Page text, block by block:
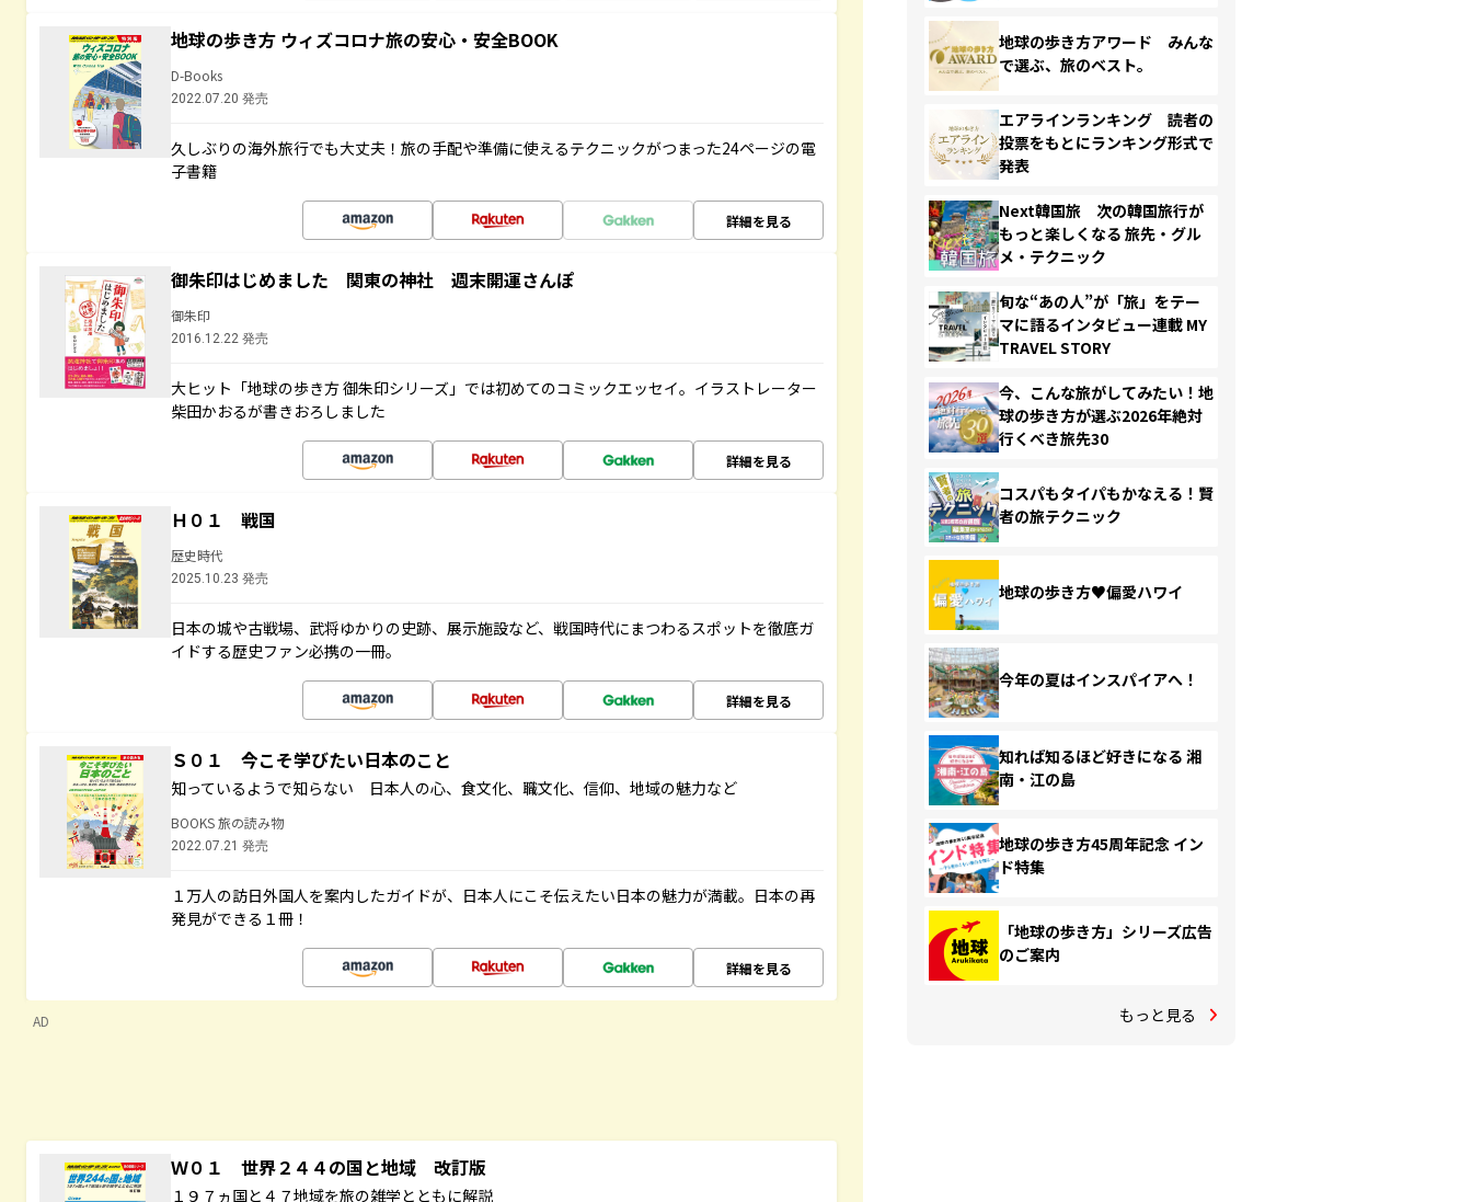
地球の歩き方 ウィズコロナ旅の安心・安全BOOK
D-Books
2022.07.20 発売
久しぶりの海外旅行でも大丈夫！旅の手配や準備に使えるテクニックがつまった24ページの電
子書籍
詳細を見る
御朱印はじめました 関東の神社 週末開運さんぽ
御朱印
2016.12.22 発売
大ヒット「地球の歩き方 御朱印シリーズ」では初めてのコミックエッセイ。イラストレーター
柴田かおるが書きおろしました
詳細を見る
Ｈ０１ 戦国
歴史時代
2025.10.23 発売
日本の城や古戦場、武将ゆかりの史跡、展示施設など、戦国時代にまつわるスポットを徹底ガ
イドする歴史ファン必携の一冊。
詳細を見る
Ｓ０１ 今こそ学びたい日本のこと
知っているようで知らない 日本人の心、食文化、職文化、信仰、地域の魅力など
BOOKS 旅の読み物
2022.07.21 発売
１万人の訪日外国人を案内したガイドが、日本人にこそ伝えたい日本の魅力が満載。日本の再
発見ができる１冊！
詳細を見る
AD
Ｗ０１ 世界２４４の国と地域 改訂版
１９７ヵ国と４７地域を旅の雑学とともに解説
地球の歩き方アワード みんな
で選ぶ、旅のベスト。
エアラインランキング 読者の
投票をもとにランキング形式で
発表
Next韓国旅 次の韓国旅行が
もっと楽しくなる 旅先・グル
メ・テクニック
旬な“あの人”が「旅」をテー
マに語るインタビュー連載 MY
TRAVEL STORY
今、こんな旅がしてみたい！地
球の歩き方が選ぶ2026年絶対
行くべき旅先30
コスパもタイパもかなえる！賢
者の旅テクニック
地球の歩き方♥偏愛ハワイ
今年の夏はインスパイアへ！
知れば知るほど好きになる 湘
南・江の島
地球の歩き方45周年記念 イン
ド特集
「地球の歩き方」シリーズ広告
のご案内
もっと見る